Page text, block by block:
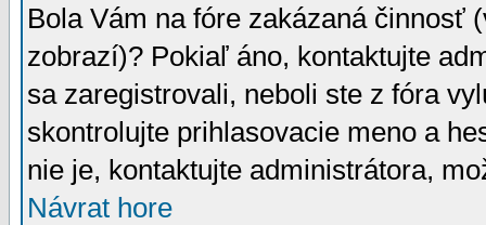
Bola Vám na fóre zakázaná činnosť
zobrazí)? Pokiaľ áno, kontaktujte
sa zaregistrovali, neboli ste z fóra
skontrolujte prihlasovacie meno a
nie je, kontaktujte administrátora,
Návrat hore